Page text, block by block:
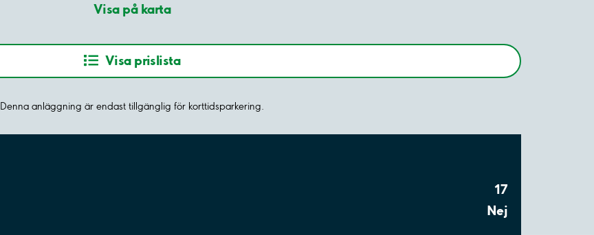
Visa på karta
Visa prislista
Denna anläggning är endast tillgänglig för korttidsparkering.
17
Nej